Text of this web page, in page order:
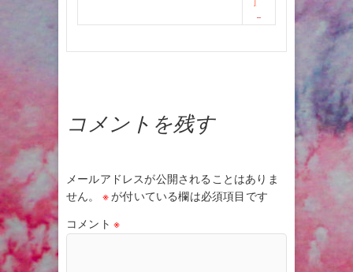
コメントを残す
メールアドレスが公開されることはありま
せん。
※が付いている欄は必須項目です
コメント ※